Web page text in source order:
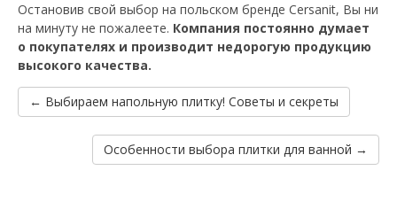
Остановив свой выбор на польском бренде Cersanit, Вы ни
на минуту не пожалеете. Компания постоянно думает
о покупателях и производит недорогую продукцию
высокого качества.
← Выбираем напольную плитку! Советы и секреты
Особенности выбора плитки для ванной →